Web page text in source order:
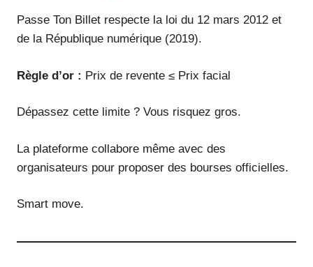
Passe Ton Billet respecte la loi du 12 mars 2012 et
de la République numérique (2019).
Règle d’or : Prix de revente ≤ Prix facial
Dépassez cette limite ? Vous risquez gros.
La plateforme collabore même avec des
organisateurs pour proposer des bourses officielles.
Smart move.